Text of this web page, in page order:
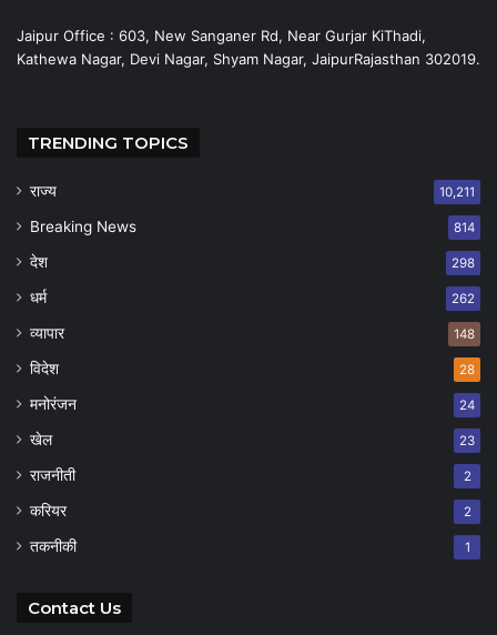
Jaipur Office : 603, New Sanganer Rd, Near Gurjar KiThadi,
Kathewa Nagar, Devi Nagar, Shyam Nagar, JaipurRajasthan 302019.
TRENDING TOPICS
राज्य 10,211
Breaking News 814
देश 298
धर्म 262
व्यापार 148
विदेश 28
मनोरंजन 24
खेल 23
राजनीती 2
करियर 2
तकनीकी 1
Contact Us